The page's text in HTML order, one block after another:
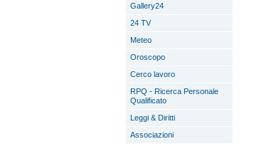
Gallery24
24 TV
Meteo
Oroscopo
Cerco lavoro
RPQ - Ricerca Personale
Qualificato
Leggi & Diritti
Associazioni